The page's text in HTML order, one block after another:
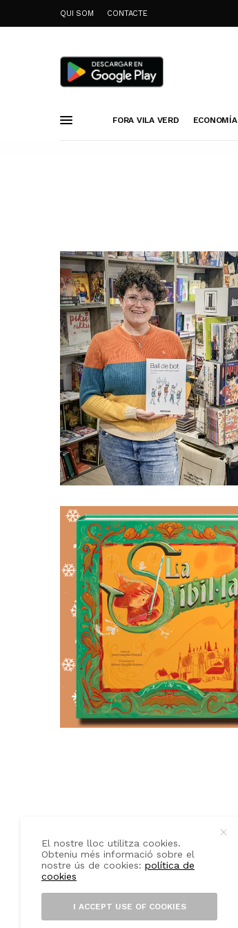
QUI SOM CONTACTE
FORA VILA VERD ECONOMÍA
QUI SOM CONTACTE
El nostre lloc utilitza cookies.
Obteniu més informació sobre el
nostre ús de cookies:política de
cookies
I ACCEPT USE OF COOKIES